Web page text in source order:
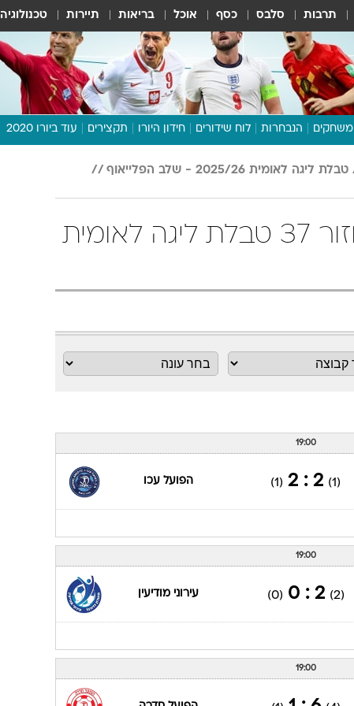
תרבות סלבס כסף אוכל בריאות תיירות טכנולוגיה
משחקים הנבחרות לוח שידורים חידון היורו תקצירים עוד ביורו 2020
מגזין
טבלת ליגה לאומית 2025/26 - שלב הפלייאוף
פלייאוף תחתון מחזור 37 טבלת ליגה לאומית
19:00
(1)
2 : 2
(1) הפועל עכו
19:00
(2)
2 : 0
(0) עירוני מודיעין
19:00